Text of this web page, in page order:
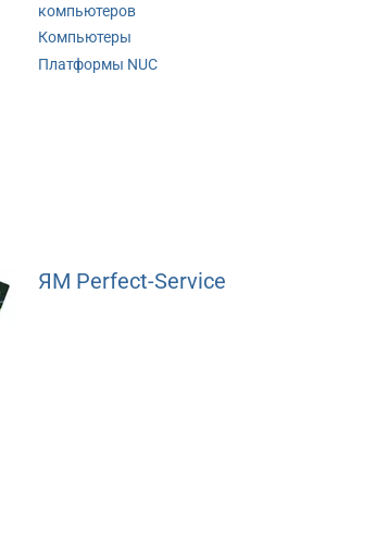
компьютеров
Компьютеры
Платформы NUC
ЯМ Perfect-Service